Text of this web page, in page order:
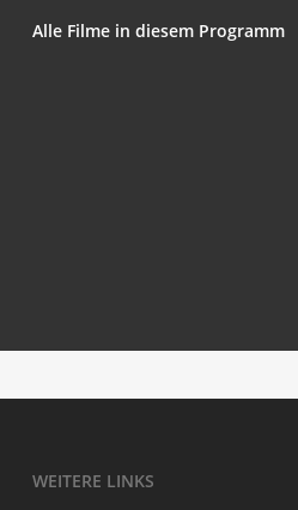
Alle Fil­me in die­sem Programm
WEI­TE­RE LINKS